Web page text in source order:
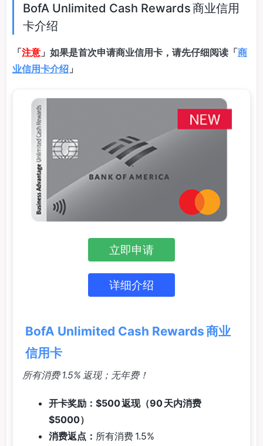
BofA Unlimited Cash Rewards 商业信用
卡介绍
「注意 」如果是首次申请商业信用卡，请先仔细阅读「商
业信用卡介绍 」
立即申请
详细介绍
BofA Unlimited Cash Rewards 商业
信用卡
所有消费 1.5% 返现；无年费！
开卡奖励：$500 返现（90 天内消费
$5000）
消费返点： 所有消费 1.5%